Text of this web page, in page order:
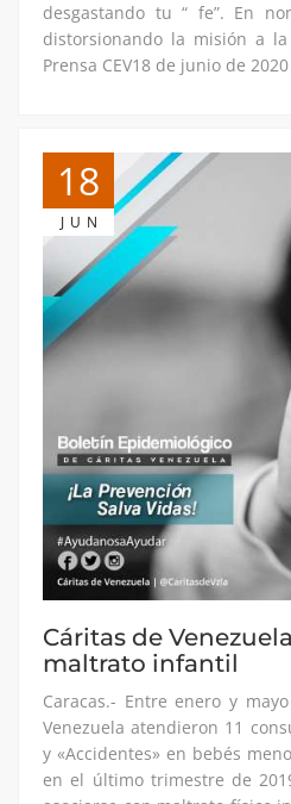
desgastando tu “ fe”. En
distorsionando la misión a
Prensa CEV18 de junio de 2020
18
JUN
Cáritas de
maltrato infantil
Caracas.- Entre enero y
Venezuela atendieron 11
y «Accidentes» en bebés
en el último trimestre de